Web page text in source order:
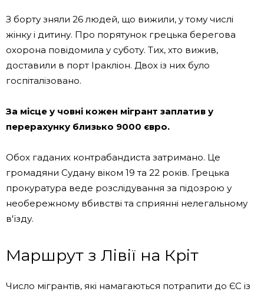
З борту зняли 26 людей, що вижили, у тому числі
жінку і дитину. Про порятунок грецька берегова
охорона повідомила у суботу. Тих, хто вижив,
доставили в порт Іракліон. Двох із них було
госпіталізовано.
За місце у човні кожен мігрант заплатив у
перерахунку близько 9000 євро.
Обох гаданих контрабандиста затримано. Це
громадяни Судану віком 19 та 22 років. Грецька
прокуратура веде розслідування за підозрою у
необережному вбивстві та сприянні нелегальному
в'їзду.
Маршрут з Лівії на Кріт
Число мігрантів, які намагаються потрапити до ЄС із